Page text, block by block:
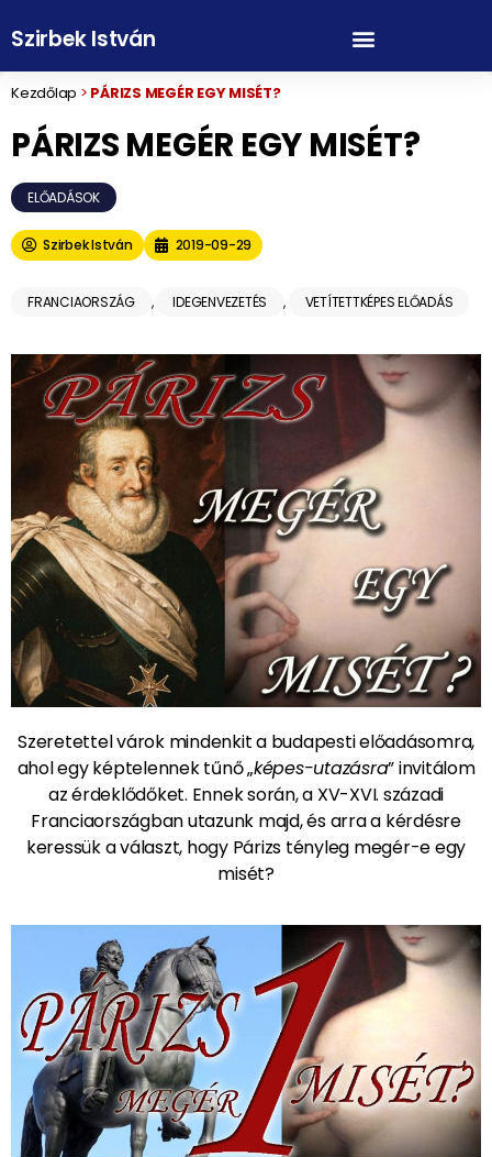
Szirbek István
Kezdőlap > PÁRIZS MEGÉR EGY MISÉT?
PÁRIZS MEGÉR EGY MISÉT?
ELŐADÁSOK
Szirbek István 2019-09-29
FRANCIAORSZÁG , IDEGENVEZETÉS , VETÍTETTKÉPES ELŐADÁS
Szeretettel várok mindenkit a budapesti előadásomra,
ahol egy képtelennek tűnő „képes-utazásra” invitálom
az érdeklődőket. Ennek során, a XV-XVI. századi
Franciaországban utazunk majd, és arra a kérdésre
keressük a választ, hogy Párizs tényleg megér-e egy
misét?